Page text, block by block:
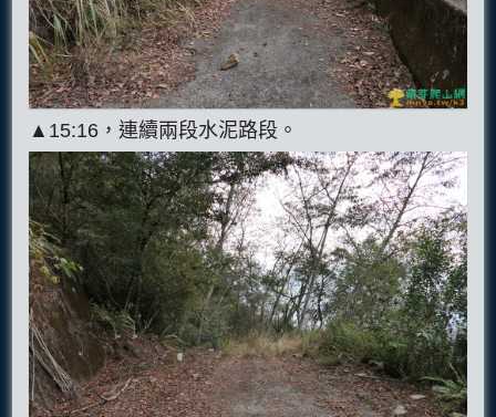
▲15:16，連續兩段水泥路段。